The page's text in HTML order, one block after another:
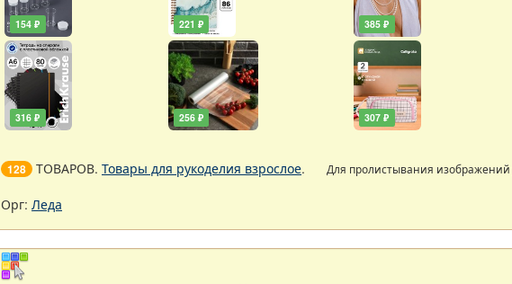
154 ₽
316 ₽
221 ₽
256 ₽
385 ₽
307 ₽
128 ТОВАРОВ. Товары для рукоделия взрослое. Для пролистывания
Орг: Леда